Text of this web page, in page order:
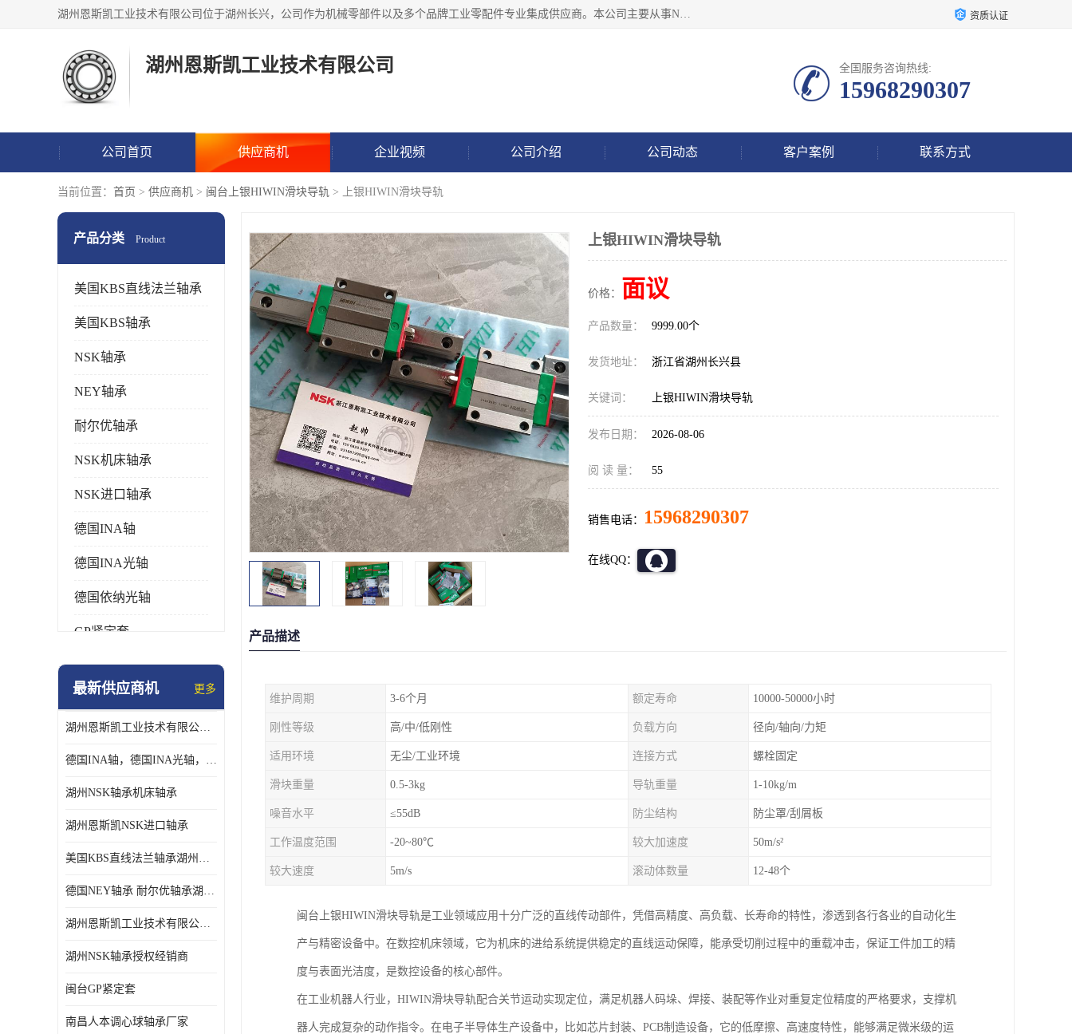
湖州恩斯凯工业技术有限公司位于湖州长兴，公司作为机械零部件以及多个品牌工业零配件专业集成供应商。本公司主要从事NSK进口轴承、SKF进口轴承、FAG进口轴承、NTN进口轴承、国产轴承：ZWZ、HRB、C&U轴承外球面轴承、导轨、丝杠、滑块、 润滑油、工业皮带及其他工业零部件的销售. 资质认证
湖州恩斯凯工业技术有限公司 全国服务咨询热线:
15968290307
公司首页 供应商机 企业视频 公司介绍 公司动态 客户案例 联系方式
当前位置： 首页 > 供应商机 > 闽台上银HIWIN滑块导轨 > 上银HIWIN滑块导轨
产品分类 Product
美国KBS直线法兰轴承
美国KBS轴承
NSK轴承
NEY轴承
耐尔优轴承
NSK机床轴承
NSK进口轴承
德国INA轴
德国INA光轴
德国依纳光轴
GP紧定套
SKF轴承
日本NSK进口轴承
德国INA进口轴承
最新供应商机 更多
湖州恩斯凯工业技术有限公司 湖州NSK轴承
德国INA轴，德国INA光轴，德国依纳光轴
湖州NSK轴承机床轴承
湖州恩斯凯NSK进口轴承
美国KBS直线法兰轴承湖州KBS轴承
德国NEY轴承 耐尔优轴承湖州代理商
湖州恩斯凯工业技术有限公司NSK轴承*经销商
湖州NSK轴承授权经销商
闽台GP紧定套
南昌人本调心球轴承厂家
上银HIWIN滑块导轨
价格： 面议
产品数量： 9999.00个
发货地址： 浙江省湖州长兴县
关键词： 上银HIWIN滑块导轨
发布日期： 2026-08-06
阅 读 量： 55
销售电话： 15968290307
在线QQ：
产品描述
维护周期 3-6个月 额定寿命 10000-50000小时
刚性等级 高/中/低刚性 负载方向 径向/轴向/力矩
适用环境 无尘/工业环境 连接方式 螺栓固定
滑块重量 0.5-3kg 导轨重量 1-10kg/m
噪音水平 ≤55dB 防尘结构 防尘罩/刮屑板
工作温度范围 -20~80℃ 较大加速度 50m/s²
较大速度 5m/s 滚动体数量 12-48个
闽台上银HIWIN滑块导轨是工业领域应用十分广泛的直线传动部件，凭借高精度、高负载、长寿命的特性，渗透到各行各业的自动化生
产与精密设备中。在数控机床领域，它为机床的进给系统提供稳定的直线运动保障，能承受切削过程中的重载冲击，保证工件加工的精
度与表面光洁度，是数控设备的核心部件。
在工业机器人行业，HIWIN滑块导轨配合关节运动实现定位，满足机器人码垛、焊接、装配等作业对重复定位精度的严格要求，支撑机
器人完成复杂的动作指令。在电子半导体生产设备中，比如芯片封装、PCB制造设备，它的低摩擦、高速度特性，能够满足微米级的运